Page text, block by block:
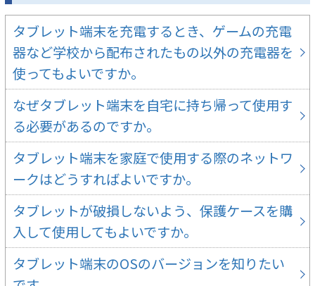
タブレット端末を充電するとき、ゲームの充電
器など学校から配布されたもの以外の充電器を
使ってもよいですか。
なぜタブレット端末を自宅に持ち帰って使用す
る必要があるのですか。
タブレット端末を家庭で使用する際のネットワ
ークはどうすればよいですか。
タブレットが破損しないよう、保護ケースを購
入して使用してもよいですか。
タブレット端末のOSのバージョンを知りたい